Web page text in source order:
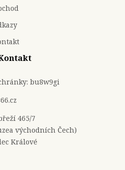
bu8w9gi
465/7
východních Čech)
Králové